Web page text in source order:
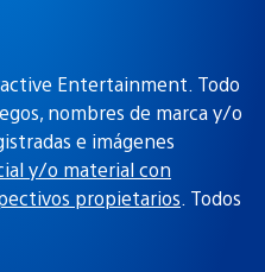
Entertainment. Todo
nombres de marca y/o
e imágenes
y/o material con
propietarios. Todos